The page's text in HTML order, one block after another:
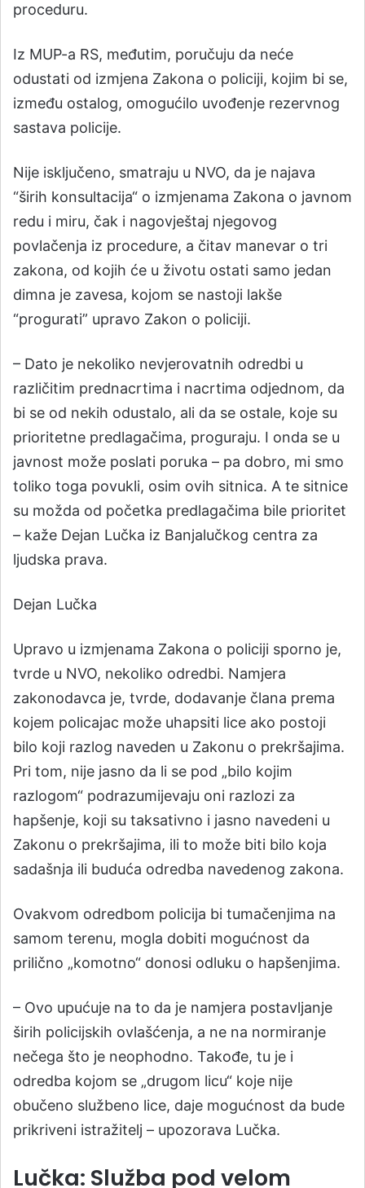
proceduru.
Iz MUP-a RS, međutim, poručuju da neće
odustati od izmjena Zakona o policiji, kojim bi se,
između ostalog, omogućilo uvođenje rezervnog
sastava policije.
Nije isključeno, smatraju u NVO, da je najava
“širih konsultacija“ o izmjenama Zakona o javnom
redu i miru, čak i nagovještaj njegovog
povlačenja iz procedure, a čitav manevar o tri
zakona, od kojih će u životu ostati samo jedan
dimna je zavesa, kojom se nastoji lakše
“progurati” upravo Zakon o policiji.
– Dato je nekoliko nevjerovatnih odredbi u
različitim prednacrtima i nacrtima odjednom, da
bi se od nekih odustalo, ali da se ostale, koje su
prioritetne predlagačima, proguraju. I onda se u
javnost može poslati poruka – pa dobro, mi smo
toliko toga povukli, osim ovih sitnica. A te sitnice
su možda od početka predlagačima bile prioritet
– kaže Dejan Lučka iz Banjalučkog centra za
ljudska prava.
Dejan Lučka
Upravo u izmjenama Zakona o policiji sporno je,
tvrde u NVO, nekoliko odredbi. Namjera
zakonodavca je, tvrde, dodavanje člana prema
kojem policajac može uhapsiti lice ako postoji
bilo koji razlog naveden u Zakonu o prekršajima.
Pri tom, nije jasno da li se pod „bilo kojim
razlogom“ podrazumijevaju oni razlozi za
hapšenje, koji su taksativno i jasno navedeni u
Zakonu o prekršajima, ili to može biti bilo koja
sadašnja ili buduća odredba navedenog zakona.
Ovakvom odredbom policija bi tumačenjima na
samom terenu, mogla dobiti mogućnost da
prilično „komotno“ donosi odluku o hapšenjima.
– Ovo upućuje na to da je namjera postavljanje
širih policijskih ovlašćenja, a ne na normiranje
nečega što je neophodno. Takođe, tu je i
odredba kojom se „drugom licu“ koje nije
obučeno službeno lice, daje mogućnost da bude
prikriveni istražitelj – upozorava Lučka.
Lučka: Služba pod velom